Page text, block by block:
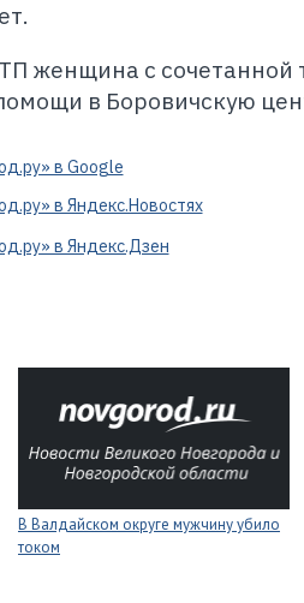
женщина с
в Боровичскую
в Google
в Яндекс.Новостях
в Яндекс.Дзен
В Валдайском округе мужчину убило
током